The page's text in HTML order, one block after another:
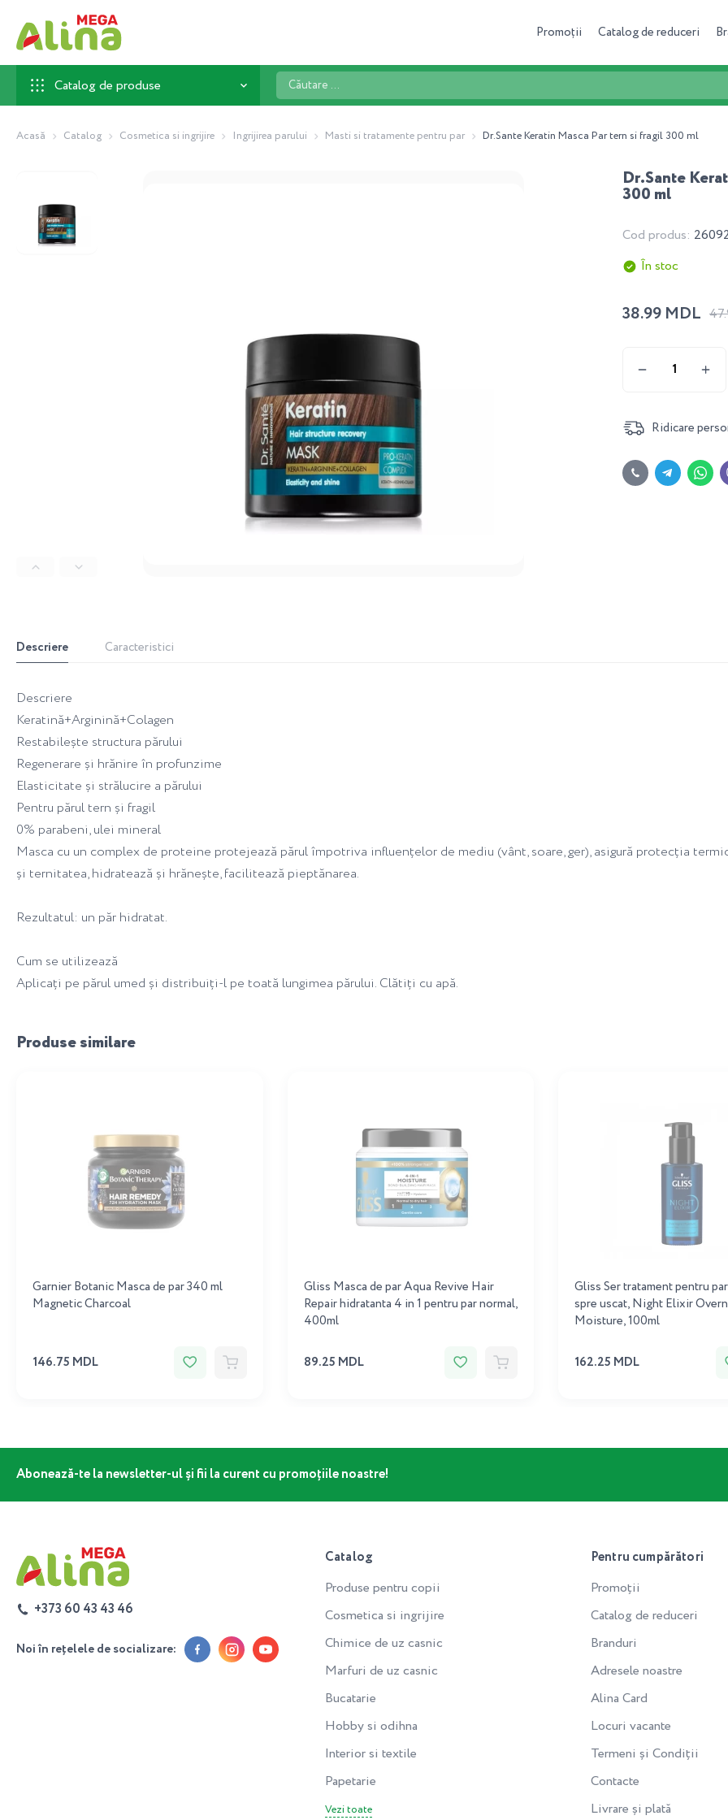
Promoții Catalog de reduceri
Catalog de produse
Căutare
...
Acasă Catalog Cosmetica si ingrijire Ingrijirea parului Masti si tratamente pentru par Dr.Sante Keratin Masca Par tern si fragil 300 ml
Dr.Sante
300 ml
Cod produs:
În stoc
38.99 MDL
Ridicare
Descriere Caracteristici
Descriere
Keratină+Arginină+Colagen
Restabilește structura părului
Regenerare și hrănire în profunzime
Elasticitate și strălucire a părului
Pentru părul tern și fragil
0% parabeni, ulei mineral
Masca cu un complex de proteine protejează părul împotriva influențelor de mediu (vânt, soare, ger), asigură protecția
și ternitatea, hidratează și hrănește, facilitează pieptănarea.
Rezultatul: un păr hidratat.
Cum se utilizează
Aplicați pe părul umed și distribuiți-l pe toată lungimea părului. Clătiți cu apă.
Produse similare
Garnier Botanic Masca de par 340 ml
Magnetic Charcoal
146.75 MDL
Gliss Masca de par Aqua Revive Hair
Repair hidratanta 4 in 1 pentru par normal,
400ml
89.25 MDL
Gliss Ser tratament pentru
spre uscat, Night Elixir
Moisture, 100ml
162.25 MDL
Abonează-te la newsletter-ul și fii la curent cu promoțiile noastre!
+373 60 43 43 46
Noi în rețelele de socializare:
Catalog
Produse pentru copii
Cosmetica si ingrijire
Chimice de uz casnic
Marfuri de uz casnic
Bucatarie
Hobby si odihna
Interior si textile
Papetarie
Vezi toate
Pentru cumpărători
Promoții
Catalog de reduceri
Branduri
Adresele noastre
Alina Card
Locuri vacante
Termeni și Condiții
Contacte
Livrare și plată